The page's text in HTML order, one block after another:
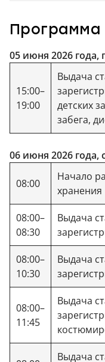
Программа
05 июня 2026 года,
15:00–
19:00
Выдача
детских
забега,
06 июня 2026 года,
08:00
Начало
хранения
08:00–
08:30
Выдача
08:00–
10:30
Выдача
08:00–
11:45
Выдача
Выдача